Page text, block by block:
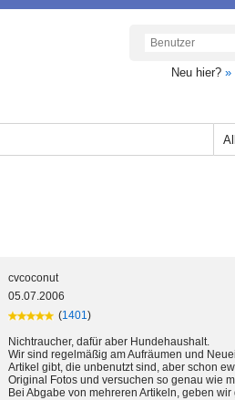
Neu hier? »
cvcoconut
05.07.2006
(1401)
Nichtraucher, dafür aber Hundehaushalt.
Wir sind regelmäßig am Aufräumen und
Artikel gibt, die unbenutzt sind, aber schon
Original Fotos und versuchen so genau wie
Bei Abgabe von mehreren Artikeln, geben